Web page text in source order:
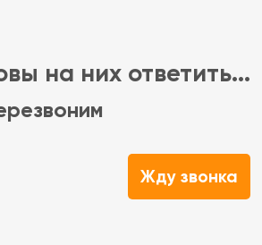
на них ответить...
Жду звонка